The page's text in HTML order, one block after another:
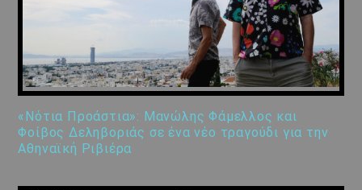
«Νότια Προάστια»: Μανώλης Φάμελλος και
Φοίβος Δεληβοριάς σε ένα νέο τραγούδι για την
Αθηναϊκή Ριβιέρα